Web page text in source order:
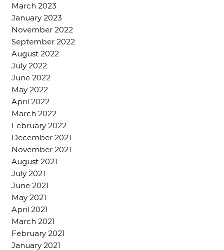
March 2023
January 2023
November 2022
September 2022
August 2022
July 2022
June 2022
May 2022
April 2022
March 2022
February 2022
December 2021
November 2021
August 2021
July 2021
June 2021
May 2021
April 2021
March 2021
February 2021
January 2021